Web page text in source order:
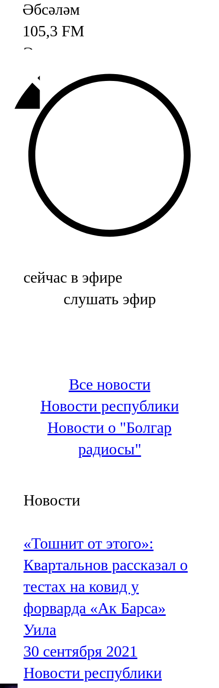
Әбсәләм
105,3 FM
Әлмәт
92,9 FM
Базарлы матак
107,1 FM
Балык бистәсе
104,9 FM
Баулы
107,5 FM
Биләр
Болгар
100,3 FM
Зәй
106,6 FM
Кадыбаш
105,2 FM
91,5 FM
106,1 FM
Кама тамагы
71,51 FM
Кукмара
107,9 FM
Лениногорский
102,1 FM
сейчас в эфире
слушать эфир
Все новости
Новости республики
Новости о "Болгар
радиосы"
Новости
«Тошнит от этого»:
Квартальнов рассказал о
тестах на ковид у
форварда «Ак Барса»
Уила
30 сентября 2021
Новости республики